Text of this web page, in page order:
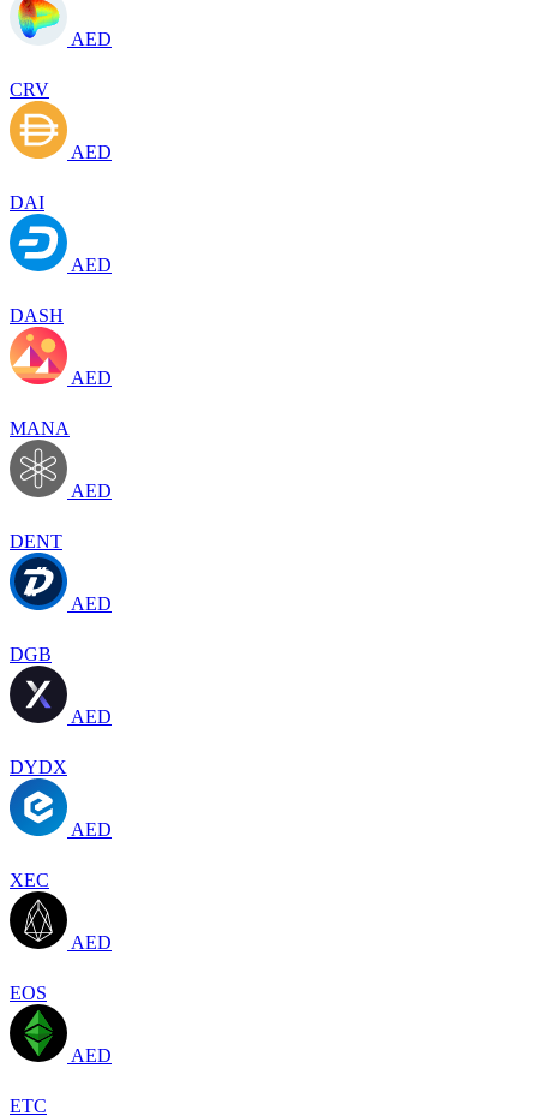
AED
CRV
AED
DAI
AED
DASH
AED
MANA
AED
DENT
AED
DGB
AED
DYDX
AED
XEC
AED
EOS
AED
ETC